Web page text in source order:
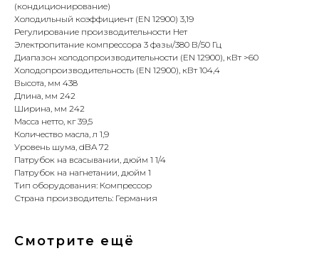
(кондиционирование)
Холодильный коэффициент (EN 12900) 3,19
Регулирование производительности Нет
Электропитание компрессора 3 фазы/380 В/50 Гц
Диапазон холодопроизводительности (EN 12900), кВт >60
Холодопроизводительность (EN 12900), кВт 104,4
Высота, мм 438
Длина, мм 242
Ширина, мм 242
Масса нетто, кг 39,5
Количество масла, л 1,9
Уровень шума, dBA 72
Патрубок на всасывании, дюйм 1 1/4
Патрубок на нагнетании, дюйм 1
Тип оборудования: Компрессор
Страна производитель: Германия
Смотрите ещё